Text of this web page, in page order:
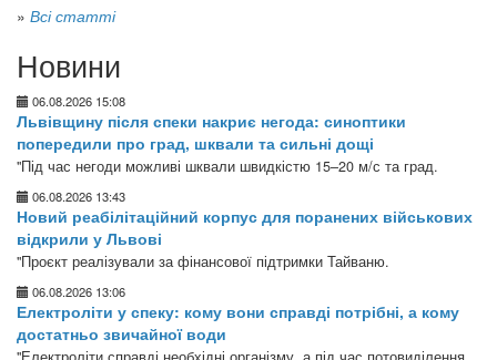
» Всі статті
Новини
06.08.2026 15:08
Львівщину після спеки накриє негода: синоптики
попередили про град, шквали та сильні дощі
"Під час негоди можливі шквали швидкістю 15–20 м/с та град.
06.08.2026 13:43
Новий реабілітаційний корпус для поранених військових
відкрили у Львові
"Проєкт реалізували за фінансової підтримки Тайваню.
06.08.2026 13:06
Електроліти у спеку: кому вони справді потрібні, а кому
достатньо звичайної води